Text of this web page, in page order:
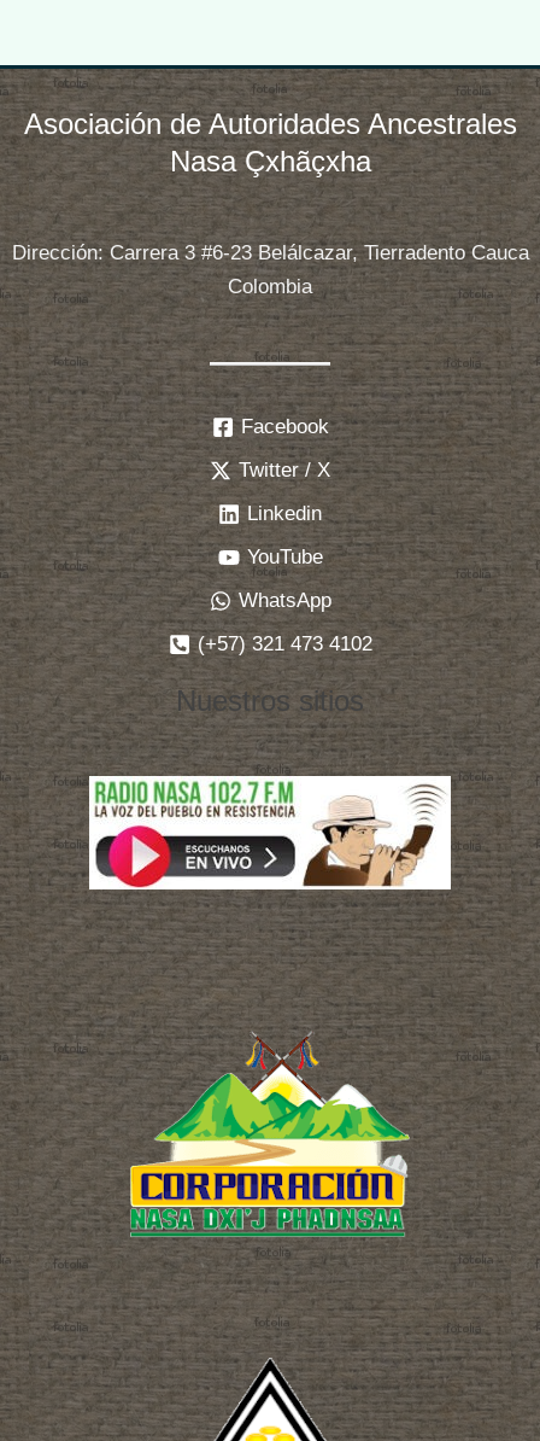
Asociación de Autoridades Ancestrales
Nasa Çxhãçxha
Dirección: Carrera 3 #6-23 Belálcazar, Tierradento Cauca
Colombia
Facebook
Twitter / X
Linkedin
YouTube
WhatsApp
(+57) 321 473 4102
Nuestros sitios